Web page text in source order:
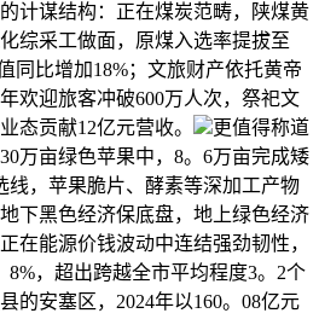
计谋结构：正在煤炭范畴，陕煤黄
综采工做面，原煤入选率提拔至
同比增加18%；文旅财产依托黄帝
欢迎旅客冲破600万人次，祭祀文
态贡献12亿元营收。
更值得称道
万亩绿色苹果中，8。6万亩完成矮
线，苹果脆片、酵素等深加工产物
下黑色经济保底盘，地上绿色经济
在能源价钱波动中连结强劲韧性，
，超出跨越全市平均程度3。2个
的安塞区，2024年以160。08亿元